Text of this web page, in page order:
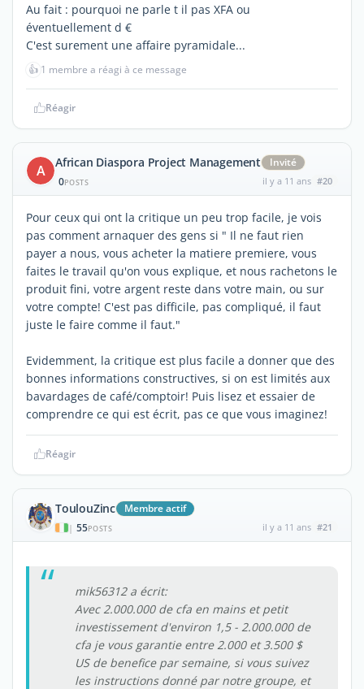
Au fait : pourquoi ne parle t il pas XFA ou
éventuellement d €
C'est surement une affaire pyramidale...
👍 1 membre a réagi à ce message
Réagir
A African Diaspora Project Management
Invité
0POSTS il y a 11 ans #20
Pour ceux qui ont la critique un peu trop facile, je vois
pas comment arnaquer des gens si " Il ne faut rien
payer a nous, vous acheter la matiere premiere, vous
faites le travail qu'on vous explique, et nous rachetons le
produit fini, votre argent reste dans votre main, ou sur
votre compte! C'est pas difficile, pas compliqué, il faut
juste le faire comme il faut."
Evidemment, la critique est plus facile a donner que des
bonnes informations constructives, si on est limités aux
bavardages de café/comptoir! Puis lisez et essaier de
comprendre ce qui est écrit, pas ce que vous imaginez!
Réagir
ToulouZinc Membre actif
| 55POSTS il y a 11 ans #21
mik56312 a écrit:
Avec 2.000.000 de cfa en mains et petit
investissement d'environ 1,5 - 2.000.000 de
cfa je vous garantie entre 2.000 et 3.500 $
US de benefice par semaine, si vous suivez
les instructions donné par notre groupe, et